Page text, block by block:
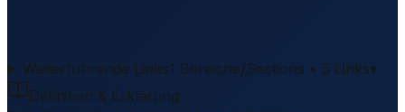
Weiterführende Links1 Bereiche/Sections • 5 Links▾
Definition & Erklärung